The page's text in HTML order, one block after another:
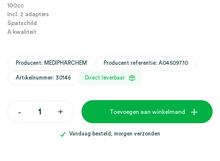
100cc
Incl. 2 adapters
Spatschild
A kwaliteit
Producent: MEDIPHARCHEM Producent referentie: A045097.10
Artikelnummer: 30146 Direct leverbaar
-Schimmelbusch
toebehoren,
+ Toevoegen aan winkelmand
Vandaag besteld, morgen verzonden